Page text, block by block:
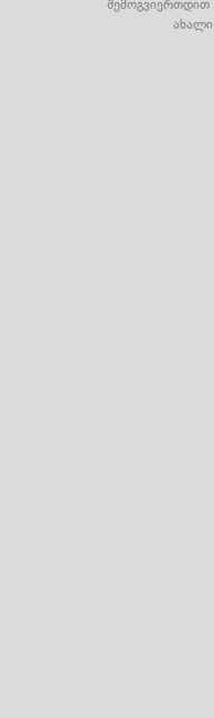
შემოგვიერთდით
ახალი